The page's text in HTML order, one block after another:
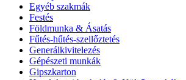
Egyéb szakmák
Festés
Földmunka & Ásatás
Fűtés-hűtés-szellőztetés
Generálkivitelezés
Gépészeti munkák
Gipszkarton